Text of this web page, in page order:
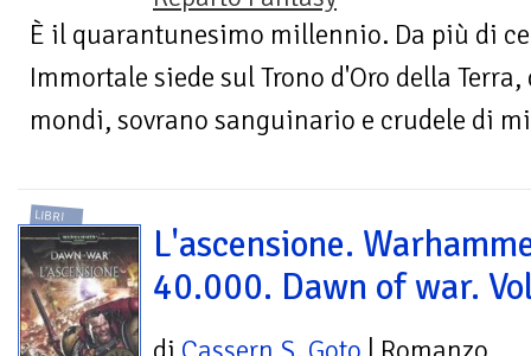
È il quarantunesimo millennio. Da più di
Immortale siede sul Trono d'Oro della
mondi, sovrano sanguinario e crudele di
LIBRI
L'ascensione.
40.000. Dawn of war.